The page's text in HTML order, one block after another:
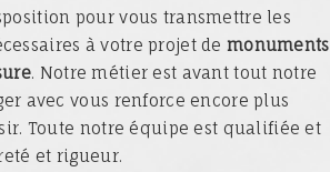
pour vous transmettre les
à votre projet de monuments
. Notre métier est avant tout notre
avec vous renforce encore plus
Toute notre équipe est qualifiée et
et rigueur.